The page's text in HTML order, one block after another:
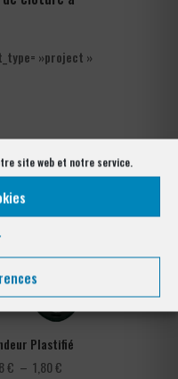
site web et notre service.
»project »
Plastifié
€ – 1,80€